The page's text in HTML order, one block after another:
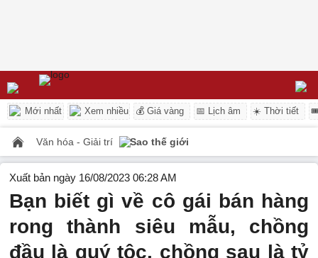
Mới nhất Xem nhiều 💰 Giá vàng 📅 Lịch âm ☀️ Thời tiết
Văn hóa - Giải trí Sao thế giới
Xuất bản ngày 16/08/2023 06:28 AM
Bạn biết gì về cô gái bán hàng
rong thành siêu mẫu, chồng
đầu là quý tộc, chồng sau là tỷ